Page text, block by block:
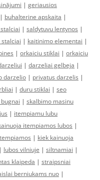
| geriausios
| buhalterine apskaita |
| saldytuvu lentynos |
| kaitinimo elementai |
| orkaiciu stiklai | orkaiciu
| darzeliai gelbeja |
darzelio | privatus darzelis |
| duru stiklai | seo
| skalbimo masinu
| itempiamu lubu
itempiamos lubos |
| kiek kainuoja
| lubos vilniuje | siltnamiai |
klaipeda | straipsniai
berniukams nuo |